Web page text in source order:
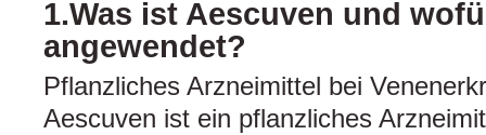
1.Was ist Aescuven und
angewendet?
Pflanzliches Arzneimittel bei
Aescuven ist ein pflanzliches